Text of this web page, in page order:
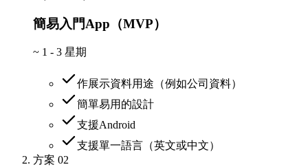
簡易入門App（MVP）
~ 1 - 3 星期
作展示資料用途（例如公司資料）
簡單易用的設計
支援Android
支援單一語言（英文或中文）
方案 02